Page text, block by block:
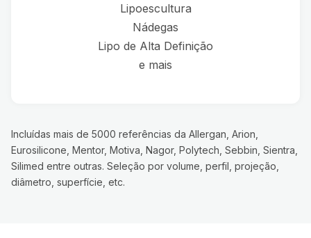
Lipoescultura
Nádegas
Lipo de Alta Definição
e mais
Incluídas mais de 5000 referências da Allergan, Arion,
Eurosilicone, Mentor, Motiva, Nagor, Polytech, Sebbin, Sientra,
Silimed entre outras. Seleção por volume, perfil, projeção,
diâmetro, superfície, etc.